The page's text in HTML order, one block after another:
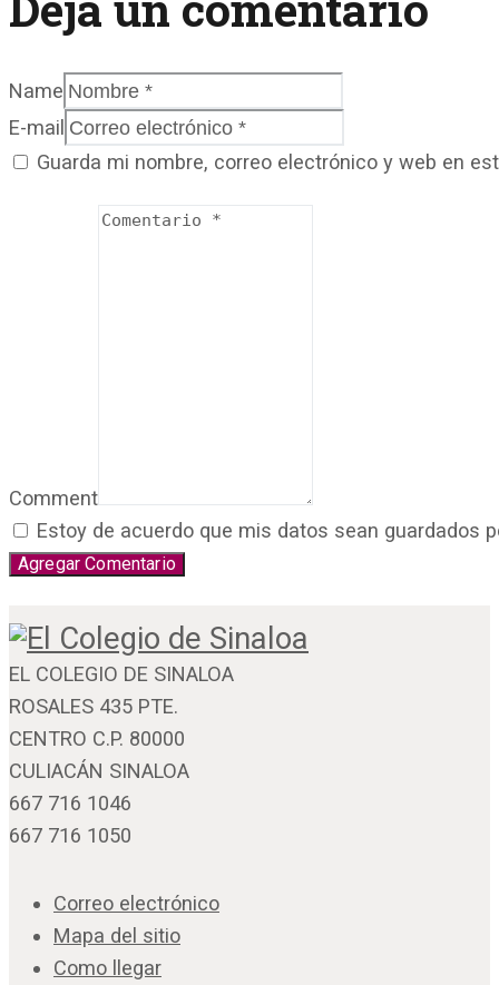
Name
E-mail
Guarda mi nombre, correo electrónico y web en
Comment
Estoy de acuerdo que mis datos sean guardados
EL COLEGIO DE SINALOA
ROSALES 435 PTE.
CENTRO C.P. 80000
CULIACÁN SINALOA
667 716 1046
667 716 1050
Correo electrónico
Mapa del sitio
Como llegar